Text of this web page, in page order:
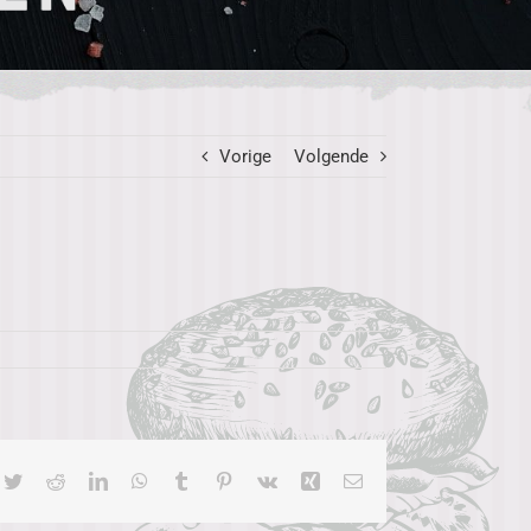
Vorige Volgende
TwitterRedditLinkedInWhatsApp
Tumblr Pinterest
Vk Xing E-